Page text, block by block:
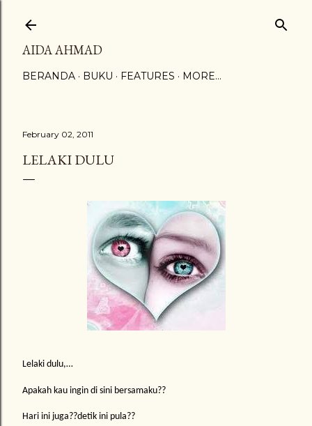
AIDA AHMAD
BERANDA BUKU FEATURES MORE…
February 02, 2011
LELAKI DULU
Lelaki dulu,…
Apakah kau ingin di sini bersamaku??
Hari ini juga??detik ini pula??